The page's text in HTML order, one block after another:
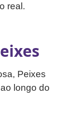
real.
Peixes
longo do